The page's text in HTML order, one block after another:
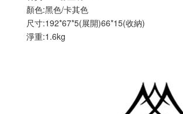
顏色:黑色/卡其色
尺寸:192*67*5(展開)66*15(收納)
淨重:1.6kg